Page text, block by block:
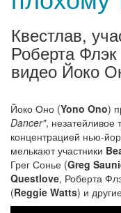
Квестлав,
Роберта
видео Йоко
Йоко Оно (Yono Ono)
Dancer", незатейливое
концентрацией нью-
мелькают участники
Грег Сонье (Greg
Questlove, Роберта
(Reggie Watts) и